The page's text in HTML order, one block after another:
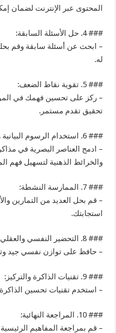
المحتوى عبر الإنترنت لضمان
### 4. حل الأسئلة السابقة:
– ابحث عن أسئلة سابقة وقم
له.
### 5. تقوية نقاط الضعف:
– ركز على تحسين فهمك في
تحقيق تقدم مستمر.
### 6. استخدام الرسوم البيانية والتمثيل البصري:
– ادمج العناصر البصرية في
والخرائط الذهنية لتسهيل فهم
### 7. الممارسة النشطة:
– قم بحل العديد من التمارين
استجابتك.
### 8. التحضير النفسي والعقلي:
– حافظ على توازن نفسي جيد
### 9. تقنيات الذاكرة والتركيز:
– استخدم تقنيات تحسين الذاكرة
### 10. المراجعة النهائية:
– قم بمراجعة المفاهيم